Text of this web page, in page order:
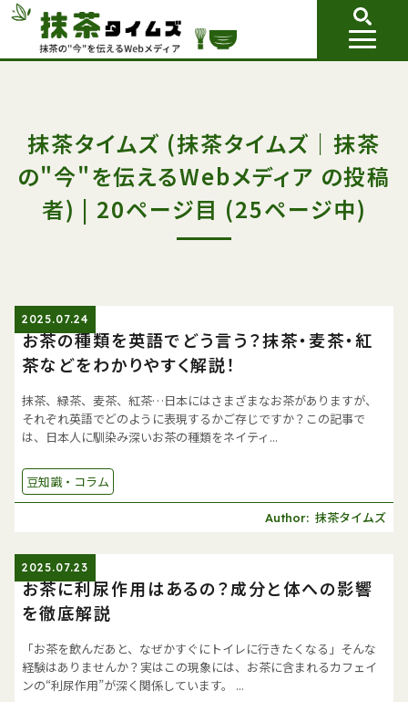
抹茶タイムズ (抹茶タイムズ｜抹茶
の"今"を伝えるWebメディア の投稿
者) | 20ページ目 (25ページ中)
2025.07.24
お茶の種類を英語でどう言う？抹茶・麦茶・紅
茶などをわかりやすく解説！
抹茶、緑茶、麦茶、紅茶…日本にはさまざまなお茶がありますが、
それぞれ英語でどのように表現するかご存じですか？この記事で
は、日本人に馴染み深いお茶の種類をネイティ...
豆知識・コラム
Author: 抹茶タイムズ
2025.07.23
お茶に利尿作用はあるの？成分と体への影響
を徹底解説
「お茶を飲んだあと、なぜかすぐにトイレに行きたくなる」そんな
経験はありませんか？実はこの現象には、お茶に含まれるカフェイ
ンの“利尿作用”が深く関係しています。 ...